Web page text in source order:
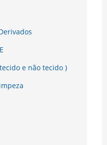
tecido e não tecido )